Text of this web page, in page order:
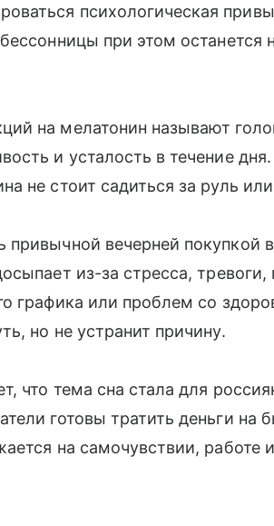
психологическая
при этом
на мелатонин называют
и усталость в течение
не стоит садиться за руль
привычной вечерней
из-за стресса, тревоги,
графика или проблем со
но не устранит причину.
что тема сна стала для
готовы тратить деньги
на самочувствии, работе